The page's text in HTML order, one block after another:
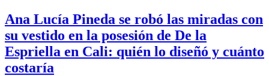
Ana Lucía Pineda se robó las miradas con
su vestido en la posesión de De la
Espriella en Cali: quién lo diseñó y cuánto
costaría